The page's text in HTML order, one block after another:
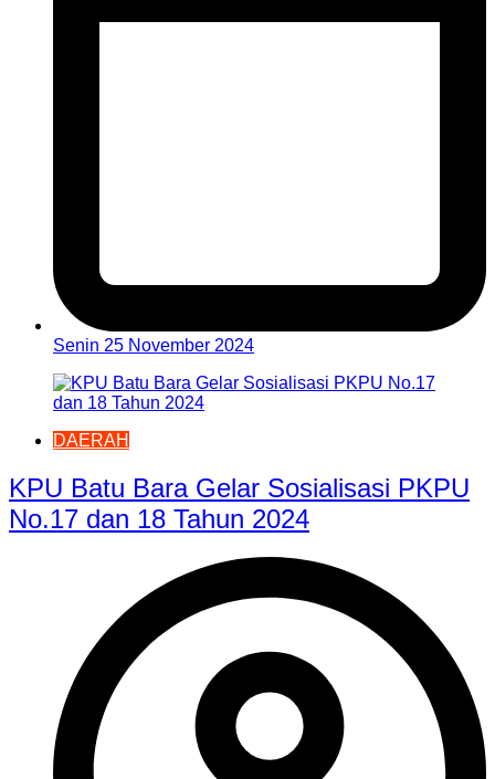
Senin 25 November 2024
DAERAH
KPU Batu Bara Gelar Sosialisasi PKPU
No.17 dan 18 Tahun 2024